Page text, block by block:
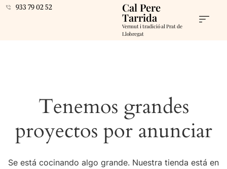
933 79 02 52 Cal Pere
Tarrida
Vermut i tradició al Prat de
Llobregat
Tenemos grandes
proyectos por anunciar
Se está cocinando algo grande. Nuestra tienda está en